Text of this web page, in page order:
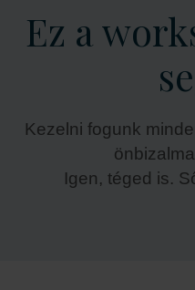
Ez a
Kezelni fogunk
Igen, téged is.